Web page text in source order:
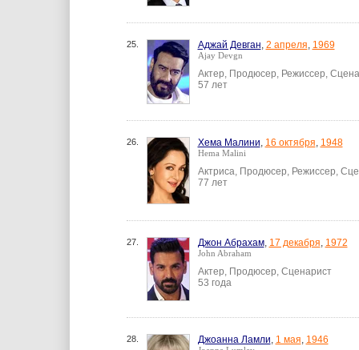
25. Аджай Девган, 2 апреля, 1969
Ajay Devgn
Актер, Продюсер, Режиссер,
57 лет
26. Хема Малини, 16 октября, 1948
Hema Malini
Актриса, Продюсер, Режиссер,
77 лет
27. Джон Абрахам, 17 декабря, 1972
John Abraham
Актер, Продюсер, Сценарист
53 года
28. Джоанна Ламли, 1 мая, 1946